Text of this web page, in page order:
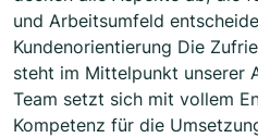
und Arbeitsumfeld
Kundenorientierung Die
steht im Mittelpunkt unserer
Team setzt sich mit vollem
Kompetenz für die